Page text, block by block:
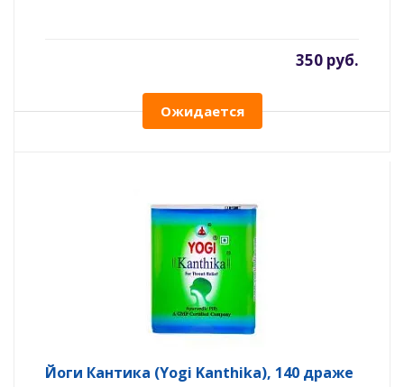
350 руб.
Ожидается
Йоги Кантика (Yogi Kanthika), 140 драже